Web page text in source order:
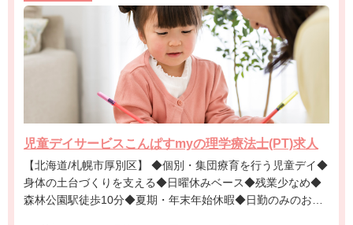
児童デイサービスこんぱすmyの理学療法士(PT)求人
【北海道/札幌市厚別区】 ◆個別・集団療育を行う児童デイ◆
身体の土台づくりを支える◆日曜休みベース◆残業少なめ◆
森林公園駅徒歩10分◆夏期・年末年始休暇◆日勤のみのお仕